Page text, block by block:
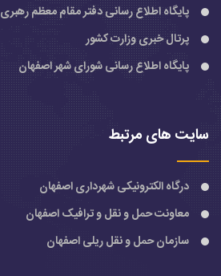
پایگاه اطلاع رسانی دفتر مقام معظم رهبری
پرتال خبری وزارت کشور
پایگاه اطلاع رسانی شورای شهر اصفهان
سایت های مرتبط
درگاه الکترونیکی شهرداری اصفهان
معاونت حمل و نقل و ترافیک اصفهان
سازمان حمل و نقل ریلی اصفهان